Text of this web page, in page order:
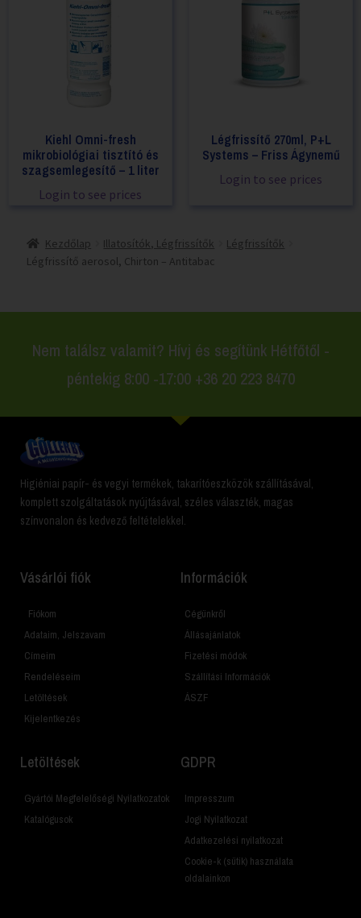
Kiehl Omni-fresh
mikrobiológiai tisztító és
szagsemlegesítő – 1 liter
Login to see prices
Légfrissítő 270ml, P+L
Systems – Friss Ágynemű
Login to see prices
Kezdőlap Illatosítók, Légfrissítők
Légfrissítők
Légfrissítő aerosol, Chirton – Antitabac
Nem találsz valamit? Hívj és segítünk Hétfőtől -
péntekig 8:00 -17:00 +36 20 223 8470
Higiéniai papír- és vegyi termékek, takarítóeszközök szállításával,
komplett szolgáltatások nyújtásával, széles választék, magas
színvonalon és kedvező feltételekkel.
Vásárlói fiók
Fiókom
Adataim, Jelszavam
Címeim
Rendeléseim
Letöltések
Kijelentkezés
Információk
Cégünkről
Állásajánlatok
Fizetési módok
Szállítási Információk
ÁSZF
Letöltések
Gyártói Megfelelőségi Nyilatkozatok
Katalógusok
GDPR
Impresszum
Jogi Nyilatkozat
Adatkezelési nyilatkozat
Cookie-k (sütik) használata
oldalainkon